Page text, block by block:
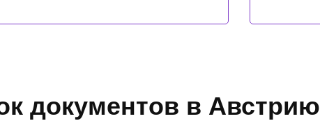
документов в Австрию